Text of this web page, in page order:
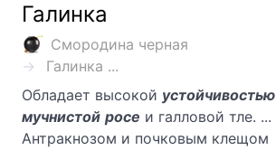
Галинка
Смородина черная
Галинка ...
Обладает высокой устойчивостью
мучнистой росе и галловой тле. ...
Антракнозом и почковым клещом